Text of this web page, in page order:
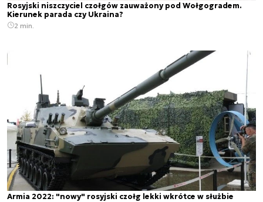
Rosyjski niszczyciel czołgów zauważony pod Wołgogradem.
Kierunek parada czy Ukraina?
2 min.
Armia 2022: "nowy" rosyjski czołg lekki wkrótce w służbie